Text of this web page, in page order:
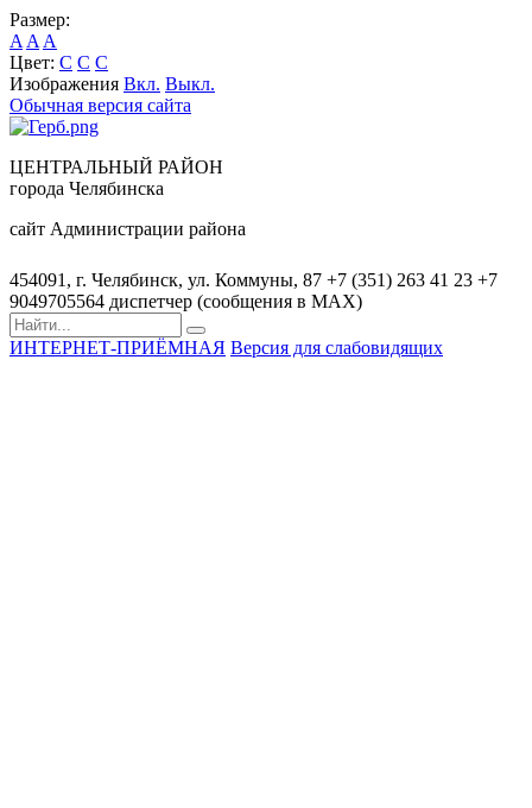
Размер:
A A A
Цвет: C C C
Изображения Вкл. Выкл.
Обычная версия сайта
ЦЕНТРАЛЬНЫЙ РАЙОН
города Челябинска
сайт Администрации района
454091, г. Челябинск, ул. Коммуны, 87 +7 (351) 263 41 23 +7
9049705564 диспетчер (сообщения в MAX)
ИНТЕРНЕТ-ПРИЁМНАЯ Версия для слабовидящих